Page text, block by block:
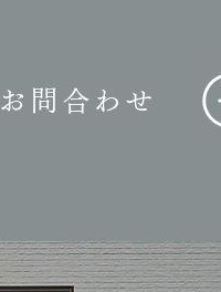
お問合わせ